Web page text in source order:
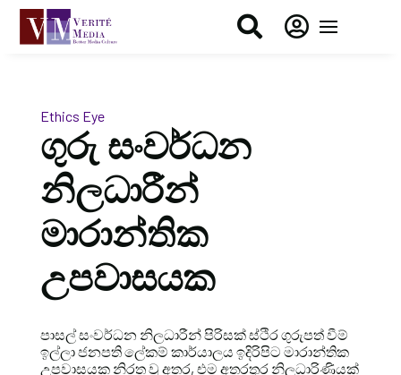
 
Ethics Eye
ගුරු සංවර්ධන
නිලධාරීන්
මාරාන්තික
උපවාසයක
පාසල් සංවර්ධන නිලධාරීන් පිරිසක් ස්ථිර ගුරුපත් වීම්
ඉල්ලා ජනපති ලේකම් කාර්යාලය ඉදිරිපිට මාරාන්තික
උපවාසයක නිරත වූ අතර, එම අතරතුර නිලධාරිණියක්